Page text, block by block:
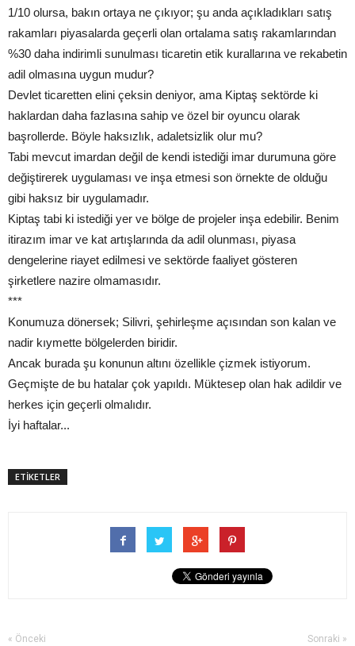
1/10 olursa, bakın ortaya ne çıkıyor; şu anda açıkladıkları satış
rakamları piyasalarda geçerli olan ortalama satış rakamlarından
%30 daha indirimli sunulması ticaretin etik kurallarına ve rekabetin
adil olmasına uygun mudur?
Devlet ticaretten elini çeksin deniyor, ama Kiptaş sektörde ki
haklardan daha fazlasına sahip ve özel bir oyuncu olarak
başrollerde. Böyle haksızlık, adaletsizlik olur mu?
Tabi mevcut imardan değil de kendi istediği imar durumuna göre
değiştirerek uygulaması ve inşa etmesi son örnekte de olduğu
gibi haksız bir uygulamadır.
Kiptaş tabi ki istediği yer ve bölge de projeler inşa edebilir. Benim
itirazım imar ve kat artışlarında da adil olunması, piyasa
dengelerine riayet edilmesi ve sektörde faaliyet gösteren
şirketlere nazire olmamasıdır.
***
Konumuza dönersek; Silivri, şehirleşme açısından son kalan ve
nadir kıymette bölgelerden biridir.
Ancak burada şu konunun altını özellikle çizmek istiyorum.
Geçmişte de bu hatalar çok yapıldı. Müktesep olan hak adildir ve
herkes için geçerli olmalıdır.
İyi haftalar...
ETİKETLER
« Önceki Sonraki »